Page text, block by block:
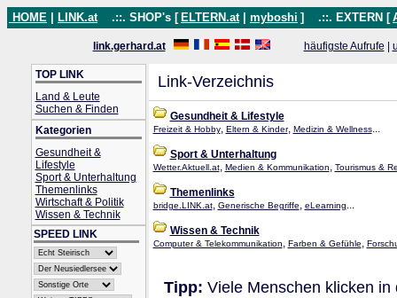
HOME LINK.at .::. SHOP's [ ELTERN.at myboshi ] .::. EXTERN [
link.gerhard.at häufigste Aufrufe
TOP LINK
Land & Leute
Suchen & Finden
Kategorien
Gesundheit &
Lifestyle
Sport & Unterhaltung
Themenlinks
Wirtschaft & Politik
Wissen & Technik
SPEED LINK
Link-Verzeichnis
Gesundheit & Lifestyle
Freizeit & Hobby, Eltern & Kinder, Medizin & Wellness...
Sport & Unterhaltung
Wetter.Aktuell.at, Medien & Kommunikation, Tourismus &
Themenlinks
bridge.LINK.at, Generische Begriffe, eLearning...
Wissen & Technik
Computer & Telekommunikation, Farben & Gefühle,
Tipp: Viele Menschen klicken